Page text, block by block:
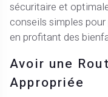
sécuritaire et
conseils simples
en profitant des
Avoir une
Appropriée